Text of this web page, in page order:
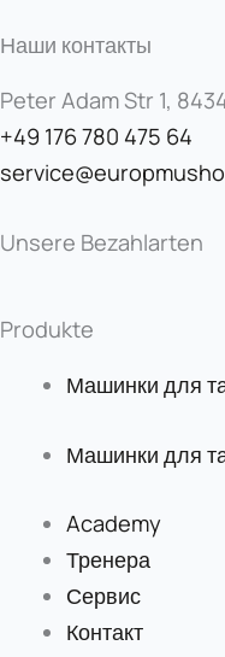
Наши контакты
Peter Adam Str 1,
+49 176 780 475 64
Unsere Bezahlarten
Produkte
Машинки для
Машинки для
Academy
Тренера
Сервис
Контакт